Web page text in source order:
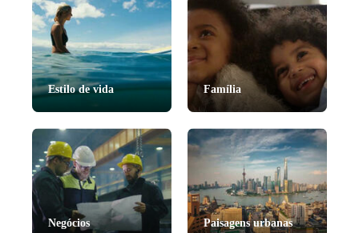
Animais de estimação
Estilo de vida Família
Negócios Paisagens urbanas